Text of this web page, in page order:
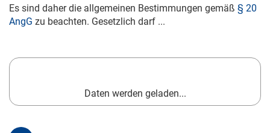
Es sind daher die allgemeinen Bestimmungen gemäß § 20
AngG zu beachten. Gesetzlich darf ...
Daten werden geladen...